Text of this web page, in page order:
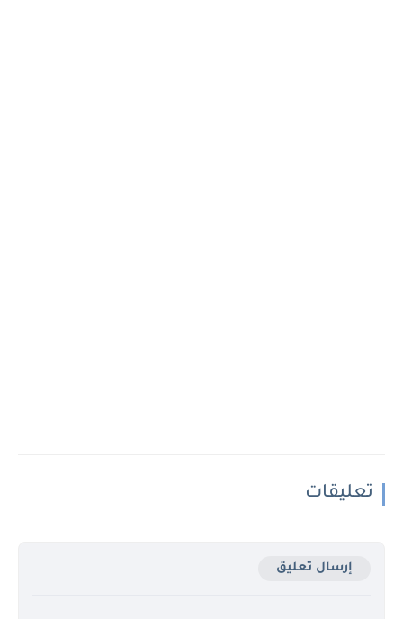
تعليقات
إرسال تعليق